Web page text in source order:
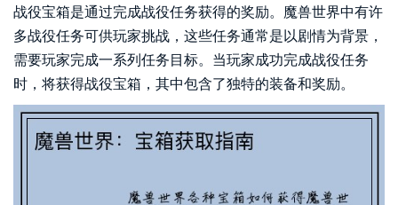
战役宝箱是通过完成战役任务获得的奖励。魔兽世界中有许
多战役任务可供玩家挑战，这些任务通常是以剧情为背景，
需要玩家完成一系列任务目标。当玩家成功完成战役任务
时，将获得战役宝箱，其中包含了独特的装备和奖励。